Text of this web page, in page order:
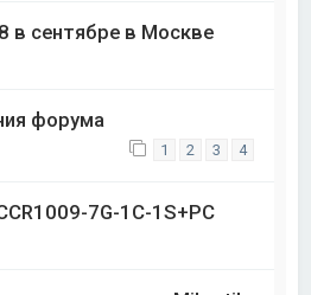
в сентябре в Москве
форума
1 2 3 4
7G-1C-1S+PC